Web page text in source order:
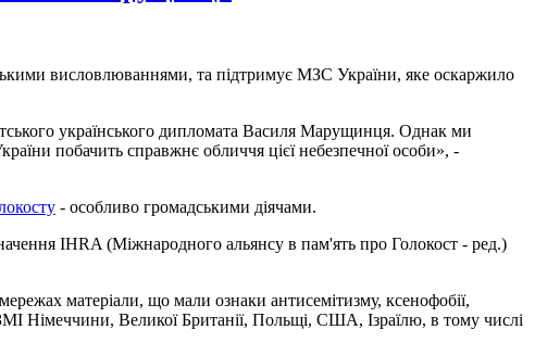
висловлюваннями, та підтримує МЗС України, яке оскаржило
українського дипломата Василя Марущинця. Однак ми
побачить справжнє обличчя цієї небезпечної особи», -
- особливо громадськими діячами.
IHRA (Міжнародного альянсу в пам'ять про Голокост - ред.)
матеріали, що мали ознаки антисемітизму, ксенофобії,
Німеччини, Великої Британії, Польщі, США, Ізраїлю, в тому числі